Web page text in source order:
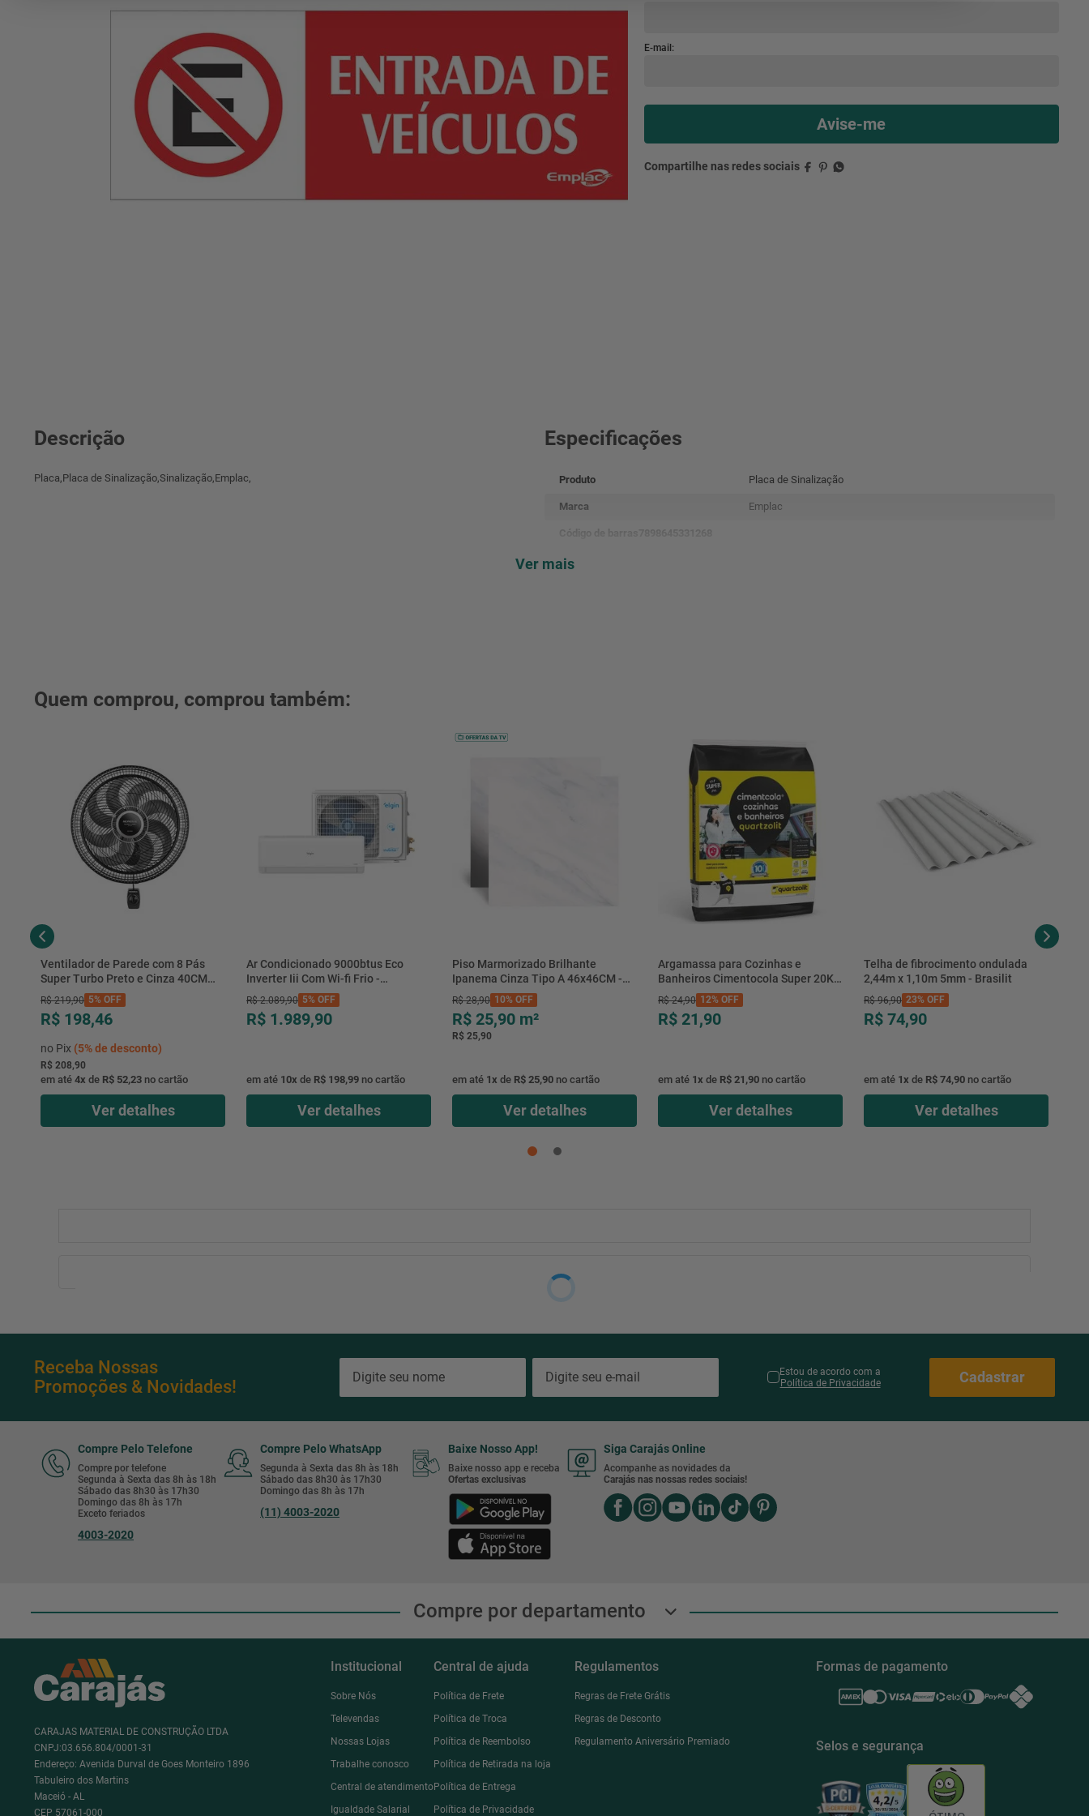
Descrição
Placa,Placa de Sinalização,Sinalização,Emplac,
Especificações
Produto Placa de Sinalização
Marca Emplac
Material
Ver mais
Quem comprou, comprou também:
Ventilador de Parede com 8 Pás
Super Turbo Preto e Cinza 40CM
220V 140W - VTX-40P-8P - Mondial
R$ 219,90 5% OFF
R$ 198,46
no Pix (5%de desconto)
R$ 208,90
em até 4x de R$ 52,23 no cartão
Ver detalhes
Ar Condicionado 9000btus Eco
Inverter Iii Com Wi-fi Frio -
Hjfe09c2cg|hjfi09c2wg - Elgin
R$ 2.089,90 5% OFF
R$ 1.989,90
em até 10x de R$ 198,99 no cartão
Ver detalhes
Piso Marmorizado Brilhante
Ipanema Cinza Tipo A 46x46CM -
01.012771 - Cerbras
R$ 28,90 10% OFF
R$ 25,90 m²
R$ 25,90
em até 1x de R$ 25,90 no cartão
Ver detalhes
Argamassa para Cozinhas e
Banheiros Cimentocola Super 20KG
- 0118.00001.0020PL - Quartzolit
R$ 24,90 12% OFF
R$ 21,90
em até 1x de R$ 21,90 no cartão
Ver detalhes
Telha de fibrocimento ondulada
2,44m x 1,10m 5mm - Brasilit
R$ 96,90 23% OFF
R$ 74,90
em até 1x de R$ 74,90 no cartão
Ver detalhes
Receba Nossas
Promoções & Novidades!
Estou de acordo com a
Política de Privacidade
Cadastrar
Compre Pelo Telefone
Compre por telefone
Segunda à Sexta das 8h às 18h
Sábado das 8h30 às 17h30
Domingo das 8h às 17h
Exceto feriados
4003-2020
Compre Pelo WhatsApp
Segunda à Sexta das 8h às 18h
Sábado das 8h30 às 17h30
Domingo das 8h às 17h
(11) 4003-2020
Baixe Nosso App!
Baixe nosso app e receba
Ofertas exclusivas
Siga Carajás Online
Acompanhe as novidades da
Carajás nas nossas redes sociais!
Compre por departamento
CARAJAS MATERIAL DE CONSTRUÇÃO LTDA
CNPJ:03.656.804/0001-31
Endereço: Avenida Durval de Goes Monteiro 1896
Tabuleiro dos Martins
Maceió - AL
CEP 57061-000
Institucional
Sobre Nós
Televendas
Nossas Lojas
Trabalhe conosco
Central de atendimento
Igualdade Salarial
Central de ajuda
Política de Frete
Política de Troca
Política de Reembolso
Política de Retirada na loja
Política de Entrega
Política de Privacidade
Regulamentos
Regras de Frete Grátis
Regras de Desconto
Regulamento Aniversário Premiado
Formas de pagamento
Selos e segurança
condicionado